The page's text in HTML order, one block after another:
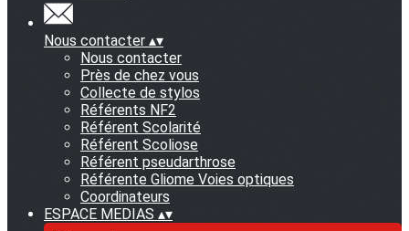
Nous contacter ▴▾
Nous contacter
Près de chez vous
Collecte de stylos
Référents NF2
Référent Scolarité
Référent Scoliose
Référent pseudarthrose
Référente Gliome Voies optiques
Coordinateurs
ESPACE MEDIAS ▴▾